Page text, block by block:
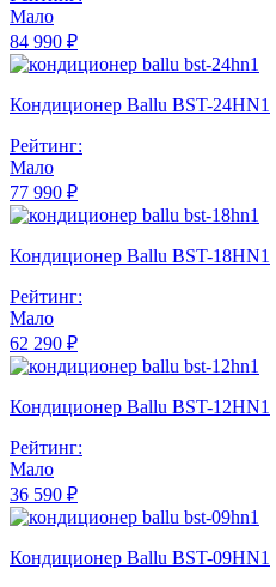
Мало
84 990 ₽
Кондиционер Ballu BST-24HN1
Рейтинг:
Мало
77 990 ₽
Кондиционер Ballu BST-18HN1
Рейтинг:
Мало
62 290 ₽
Кондиционер Ballu BST-12HN1
Рейтинг:
Мало
36 590 ₽
Кондиционер Ballu BST-09HN1